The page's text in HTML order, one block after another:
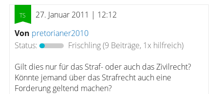
27. Januar 2011 | 12:12
Von pretorianer2010
Status:
Frischling(9 Beiträge, 1x hilfreich)
Gilt dies nur für das Straf- oder auch das Zivilrecht?
Könnte jemand über das Strafrecht auch eine
Forderung geltend machen?